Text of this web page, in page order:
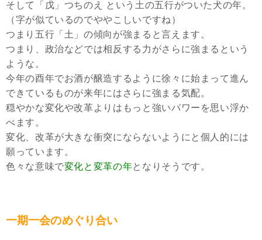
そして「戊」つちのえ という土の五行がついた犬の年。
（字が似ているのでややこしいですね）
つまり五行「土」の傾向が強まると言えます。
つまり、政治などでは相反する力がさらに強まるという
ような。
今年の酉年でお酒が醸造するように徐々に始まって進ん
できているものが来年にはさらに強まる気配。
穏やかな変化や改革よりはもっと強いパワーを思い浮か
べます。
変化、改革が大きな衝突にならないようにと個人的には
願っています。
色々な意味で変化と変革の年となりそうです。
一期一会のめぐり合い